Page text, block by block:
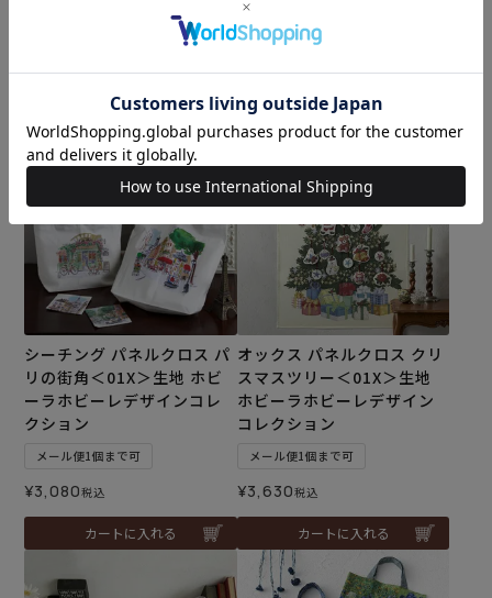
予約受付期間
2026/08/01 20:00〜
カートに入れる カートに入れる
シーチング パネルクロス パ
リの街角＜01X＞生地 ホビ
ーラホビーレデザインコレ
クション
メール便1個まで可
¥3,080税込
カートに入れる
オックス パネルクロス クリ
スマスツリー＜01X＞生地
ホビーラホビーレデザイン
コレクション
メール便1個まで可
¥3,630税込
カートに入れる